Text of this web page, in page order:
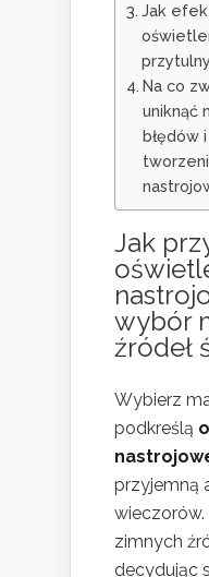
Jak
Na co
uniknąć
błędów
Jak
wybór
źródeł
Wybierz
podkreślą
przyjemną
zimnych
decydując